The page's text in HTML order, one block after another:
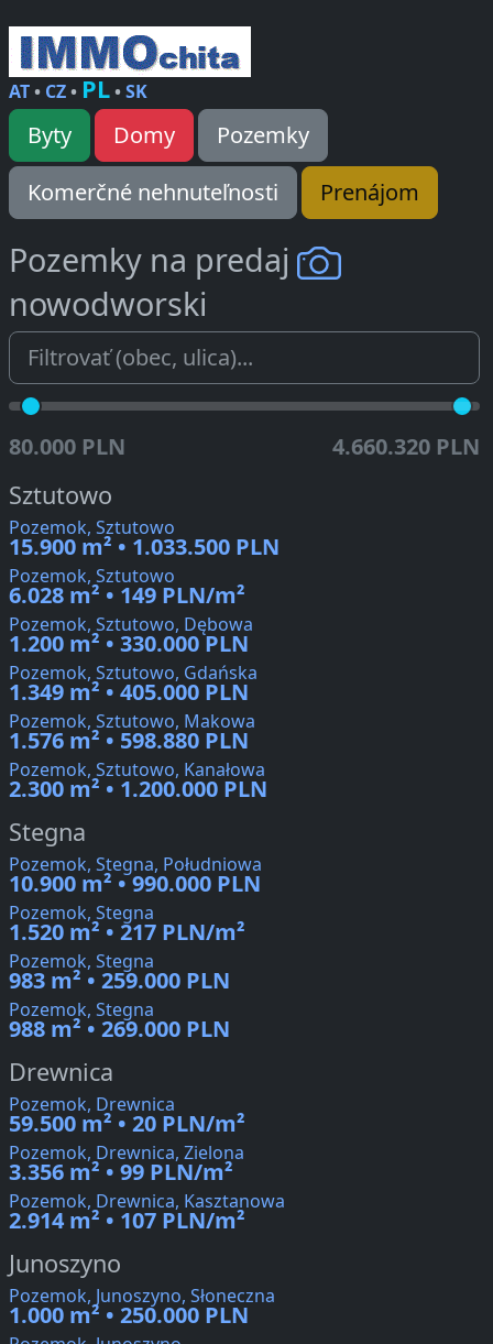
AT• CZ• PL•SK
Byty Domy
Pozemky
Komerčné nehnuteľnosti
Prenájom
Pozemky na predaj
nowodworski
80.000 PLN 4.660.320 PLN
Sztutowo
Pozemok, Sztutowo
15.900 m² • 1.033.500 PLN
Pozemok, Sztutowo
6.028 m² • 149 PLN/m²
Pozemok, Sztutowo, Dębowa
1.200 m² • 330.000 PLN
Pozemok, Sztutowo, Gdańska
1.349 m² • 405.000 PLN
Pozemok, Sztutowo, Makowa
1.576 m² • 598.880 PLN
Pozemok, Sztutowo, Kanałowa
2.300 m² • 1.200.000 PLN
Stegna
Pozemok, Stegna, Południowa
10.900 m² • 990.000 PLN
Pozemok, Stegna
1.520 m² • 217 PLN/m²
Pozemok, Stegna
983 m² • 259.000 PLN
Pozemok, Stegna
988 m² • 269.000 PLN
Drewnica
Pozemok, Drewnica
59.500 m² • 20 PLN/m²
Pozemok, Drewnica, Zielona
3.356 m² • 99 PLN/m²
Pozemok, Drewnica, Kasztanowa
2.914 m² • 107 PLN/m²
Junoszyno
Pozemok, Junoszyno, Słoneczna
1.000 m² • 250.000 PLN